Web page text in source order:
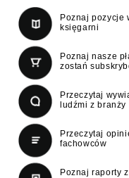
Poznaj pozycje
księgarni
Poznaj nasze
zostań
Przeczytaj
ludźmi z branży
Przeczytaj
fachowców
Poznaj raporty